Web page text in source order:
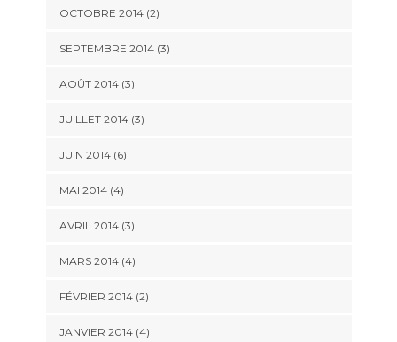
OCTOBRE 2014(2)
SEPTEMBRE 2014(3)
AOÛT 2014(3)
JUILLET 2014(3)
JUIN 2014(6)
MAI 2014(4)
AVRIL 2014(3)
MARS 2014(4)
FÉVRIER 2014(2)
JANVIER 2014(4)